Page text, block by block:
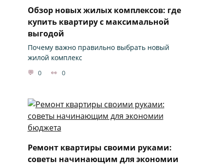
Обзор новых жилых комплексов: где
купить квартиру с максимальной
выгодой
Почему важно правильно выбрать новый
жилой комплекс
0 0
Ремонт квартиры своими руками:
советы начинающим для экономии